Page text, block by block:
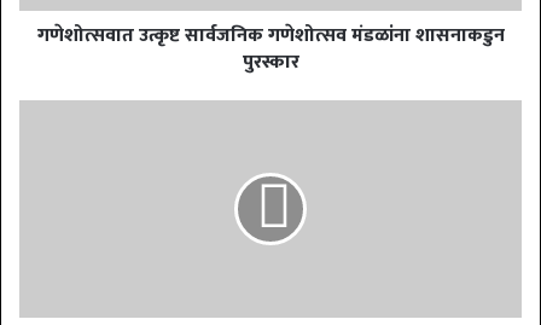
गणेशोत्सवात उत्कृष्ट सार्वजनिक गणेशोत्सव मंडळांना शासनाकडुन
पुरस्कार